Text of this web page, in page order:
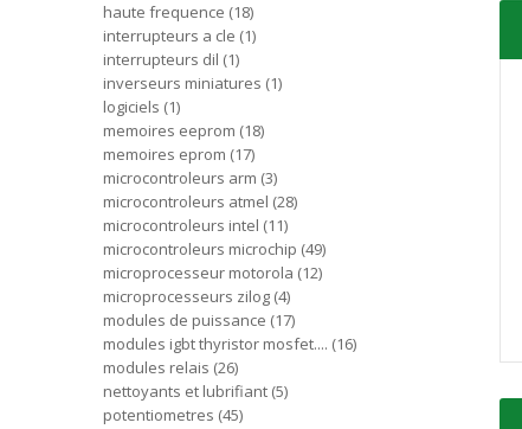
haute frequence 18
interrupteurs a cle 1
interrupteurs dil 1
inverseurs miniatures 1
logiciels 1
memoires eeprom 18
memoires eprom 17
microcontroleurs arm 3
microcontroleurs atmel 28
microcontroleurs intel 11
microcontroleurs microchip 49
microprocesseur motorola 12
microprocesseurs zilog 4
modules de puissance 17
modules igbt thyristor mosfet.... 16
modules relais 26
nettoyants et lubrifiant 5
potentiometres 45